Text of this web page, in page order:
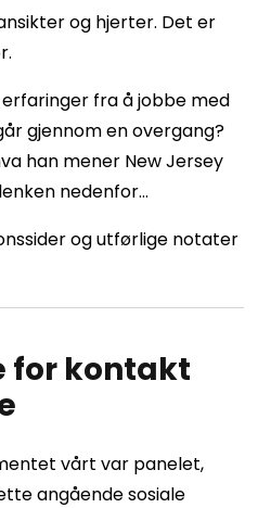
og hjerter. Det er
fra å jobbe med
gjennom en overgang?
han mener New Jersey
nedenfor…
og utførlige notater
for kontakt
vårt var panelet,
angående sosiale